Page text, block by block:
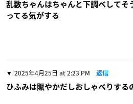
乱数ちゃんはちゃんと下調べしてそ
ってる気がする
2025年4月25日 at 2:23 PM 返信
ひふみは賑やかだしおしゃべりする